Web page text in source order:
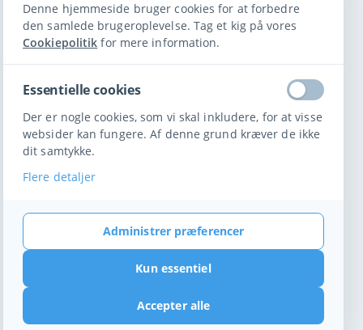
Denne hjemmeside bruger cookies for at forbedre
den samlede brugeroplevelse. Tag et kig på vores
Cookiepolitik for mere information.
Essentielle cookies
Der er nogle cookies, som vi skal inkludere, for at visse
websider kan fungere. Af denne grund kræver de ikke
dit samtykke.
Flere detaljer
Administrer præferencer
Kun essentiel
Accepter alle